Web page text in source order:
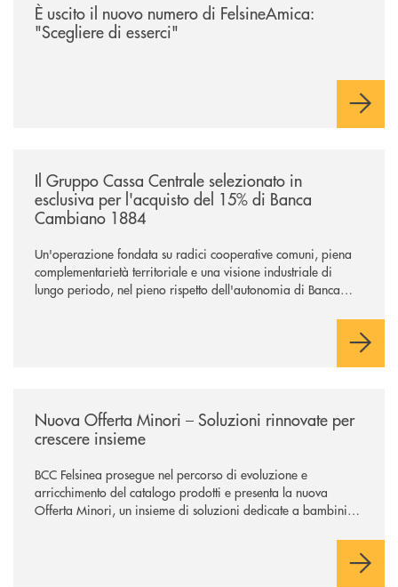
È uscito il nuovo numero di FelsineAmica:
"Scegliere di esserci"
Il Gruppo Cassa Centrale selezionato in
esclusiva per l'acquisto del 15% di Banca
Cambiano 1884
Un'operazione fondata su radici cooperative comuni, piena
complementarietà territoriale e una visione industriale di
lungo periodo, nel pieno rispetto dell'autonomia di Banca
negoziazione esclusiva per la finalizzazione dell’operazione.
Nuova Offerta Minori – Soluzioni rinnovate per
crescere insieme
BCC Felsinea prosegue nel percorso di evoluzione e
arricchimento del catalogo prodotti e presenta la nuova
Offerta Minori, un insieme di soluzioni dedicate a bambini e
sviluppo di una relazione consapevole con il denaro, sempre